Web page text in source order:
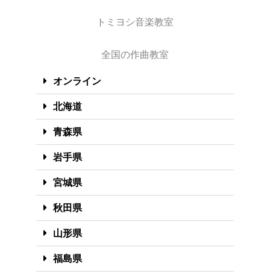
トミヨシ音楽教室
全国の作曲教室
オンライン
北海道
青森県
岩手県
宮城県
秋田県
山形県
福島県